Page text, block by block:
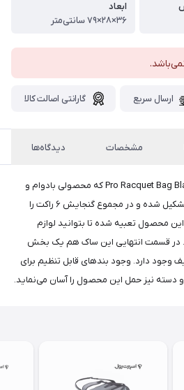
ا​بعاد
۳۶×۲۸×۷۹ سانتی‌متر
ارسال سریع گارانتی اصالت کالا
مشخصات دیدگاه‌ها
ساک تنیس یونکس Pro Racquet Bag Black 6 Pack که محصولی بادوام و
مقاوم است، از دو بخش اصلی تشکیل شده و در مجموع گنجایش ۶ راکت را
محصول تعبیه شده تا بتوانید لوازم
در قسمت انتهایی این ساک هم یک بخش
وجود دارد. وجود بندهای قابل تنظیم برای
دسته نیز حمل این محصول را آسان می‌نماید.